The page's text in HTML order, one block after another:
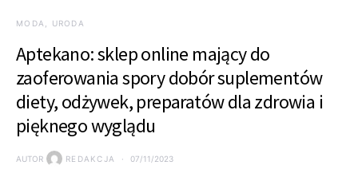
MODA, URODA
Aptekano: sklep online mający do
zaoferowania spory dobór suplementów
diety, odżywek, preparatów dla zdrowia i
pięknego wyglądu
AUTOR REDAKCJA 07/11/2023